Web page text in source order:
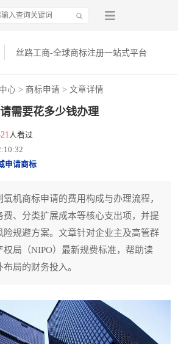
丝路工商-全球商标注册一站式平台
心 > 商标申请 > 文章详情
需要花多少钱办理
人看过
申请商标
机商标申请的费用构成与办理流程，
费、分类扩展成本等核心支出项，并提
险规避方案。文章针对企业主及高管群
局（NIPO）最新规费标准，帮助读
局的财务投入。